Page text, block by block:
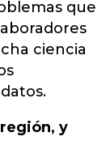
que
ciencia
y